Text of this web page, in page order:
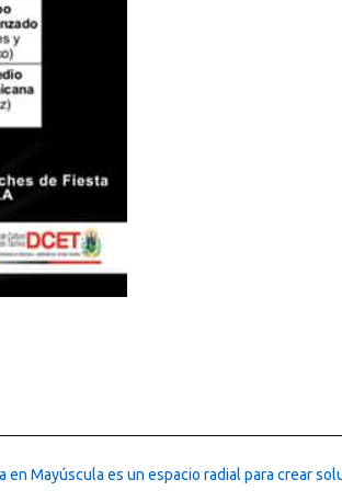
en Mayúscula es un espacio radial para crear